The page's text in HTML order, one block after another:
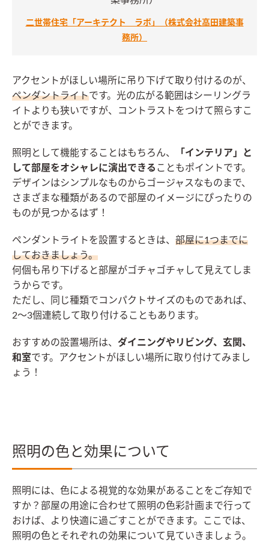
二世帯住宅「アーキテクト ラボ」（株式会社高田建築事
務所）
アクセントがほしい場所に吊り下げて取り付けるのが、
ペンダントライトです。光の広がる範囲はシーリングラ
イトよりも狭いですが、コントラストをつけて照らすこ
とができます。
照明として機能することはもちろん、
「インテリア」と
して部屋をオシャレに演出できる こともポイントです。
デザインはシンプルなものからゴージャスなものまで、
さまざまな種類があるので部屋のイメージにぴったりの
ものが見つかるはず！
ペンダントライトを設置するときは、 部屋に1つまでに
しておきましょう。
何個も吊り下げると部屋がゴチャゴチャして見えてしま
うからです。
ただし、同じ種類でコンパクトサイズのものであれば、
2〜3個連続して取り付けることもあります。
おすすめの設置場所は、 ダイニングやリビング、玄関、
和室です。アクセントがほしい場所に取り付けてみまし
ょう！
照明の色と効果について
照明には、色による視覚的な効果があることをご存知で
すか？部屋の用途に合わせて照明の色彩計画まで行って
おけば、より快適に過ごすことができます。ここでは、
照明の色とそれぞれの効果について見ていきましょう。